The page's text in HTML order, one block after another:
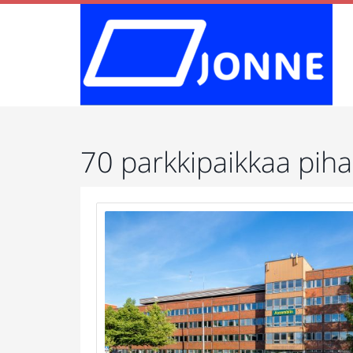
70 parkkipaikkaa